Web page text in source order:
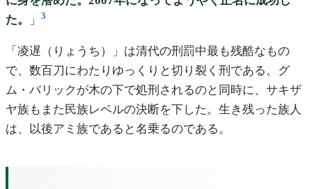
た。
」 3
「凌遅（りょうち）」は清代の刑罰中最も残酷なもの
で、数百刀にわたりゆっくりと切り裂く刑である。グ
ム・バリックが木の下で処刑されるのと同時に、サキザ
ヤ族もまた民族レベルの決断を下した。生き残った族人
は、以後アミ族であると名乗るのである。